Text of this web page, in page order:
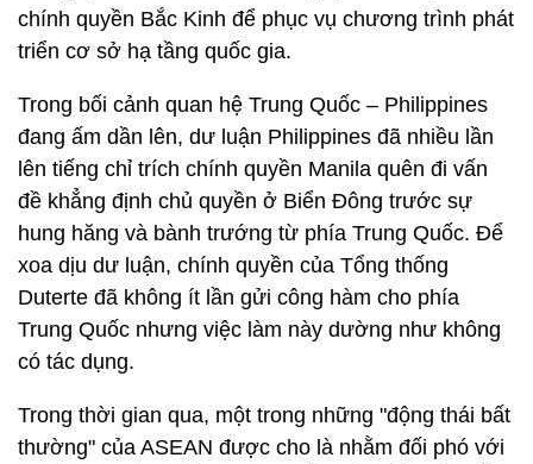
chính quyền Bắc Kinh để phục vụ chương trình phát
triển cơ sở hạ tầng quốc gia.
Trong bối cảnh quan hệ Trung Quốc – Philippines
đang ấm dần lên, dư luận Philippines đã nhiều lần
lên tiếng chỉ trích chính quyền Manila quên đi vấn
đề khẳng định chủ quyền ở Biển Đông trước sự
hung hăng và bành trướng từ phía Trung Quốc. Để
xoa dịu dư luận, chính quyền của Tổng thống
Duterte đã không ít lần gửi công hàm cho phía
Trung Quốc nhưng việc làm này dường như không
có tác dụng.
Trong thời gian qua, một trong những "động thái bất
thường" của ASEAN được cho là nhằm đối phó với